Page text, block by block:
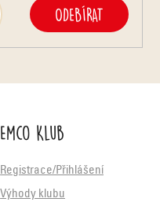
ODEBÍRAT
Emco Klub
Registrace/Přihlášení
Výhody klubu